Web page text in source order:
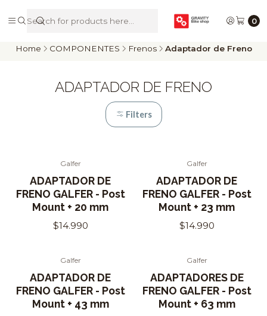
0
De Riders para Riders
Home COMPONENTES Frenos Adaptador de Freno
ADAPTADOR DE FRENO
Filters
Galfer
ADAPTADOR DE
FRENO GALFER - Post
Mount + 20 mm
$14.990
Galfer
ADAPTADOR DE
FRENO GALFER - Post
Mount + 23 mm
$14.990
Galfer
ADAPTADOR DE
FRENO GALFER - Post
Mount + 43 mm
Galfer
ADAPTADORES DE
FRENO GALFER - Post
Mount + 63 mm